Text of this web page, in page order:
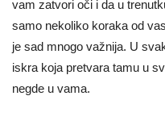
vam zatvori oči i da u
samo nekoliko koraka od
je sad mnogo važnija. U
iskra koja pretvara tamu u
negde u vama.